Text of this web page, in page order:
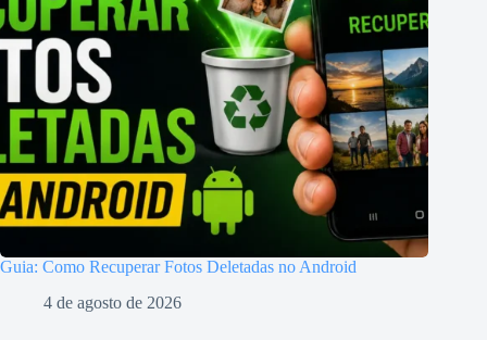
Guia: Como Recuperar Fotos Deletadas no Android
4 de agosto de 2026